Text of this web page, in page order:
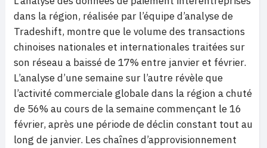
dans la région, réalisée par l’équipe d’analyse de
Tradeshift, montre que le volume des transactions
chinoises nationales et internationales traitées sur
son réseau a baissé de 17% entre janvier et février.
L’analyse d’une semaine sur l’autre révèle que
l’activité commerciale globale dans la région a chuté
de 56% au cours de la semaine commençant le 16
février, après une période de déclin constant tout au
long de janvier. Les chaînes d’approvisionnement